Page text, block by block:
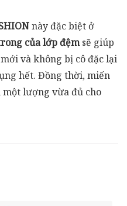
này đặc biệt ở
của lớp đệmsẽ giúp
và không bị cô đặc lại
hết. Đồng thời, miến
lượng vừa đủ cho